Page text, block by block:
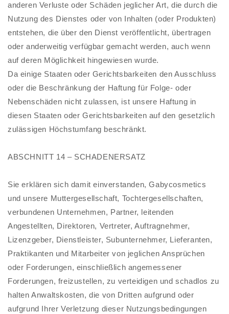
anderen Verluste oder Schäden jeglicher Art, die durch die
Nutzung des Dienstes oder von Inhalten (oder Produkten)
entstehen, die über den Dienst veröffentlicht, übertragen
oder anderweitig verfügbar gemacht werden, auch wenn
auf deren Möglichkeit hingewiesen wurde.
Da einige Staaten oder Gerichtsbarkeiten den Ausschluss
oder die Beschränkung der Haftung für Folge- oder
Nebenschäden nicht zulassen, ist unsere Haftung in
diesen Staaten oder Gerichtsbarkeiten auf den gesetzlich
zulässigen Höchstumfang beschränkt.
ABSCHNITT 14 – SCHADENERSATZ
Sie erklären sich damit einverstanden, Gabycosmetics
und unsere Muttergesellschaft, Tochtergesellschaften,
verbundenen Unternehmen, Partner, leitenden
Angestellten, Direktoren, Vertreter, Auftragnehmer,
Lizenzgeber, Dienstleister, Subunternehmer, Lieferanten,
Praktikanten und Mitarbeiter von jeglichen Ansprüchen
oder Forderungen, einschließlich angemessener
Forderungen, freizustellen, zu verteidigen und schadlos zu
halten Anwaltskosten, die von Dritten aufgrund oder
aufgrund Ihrer Verletzung dieser Nutzungsbedingungen